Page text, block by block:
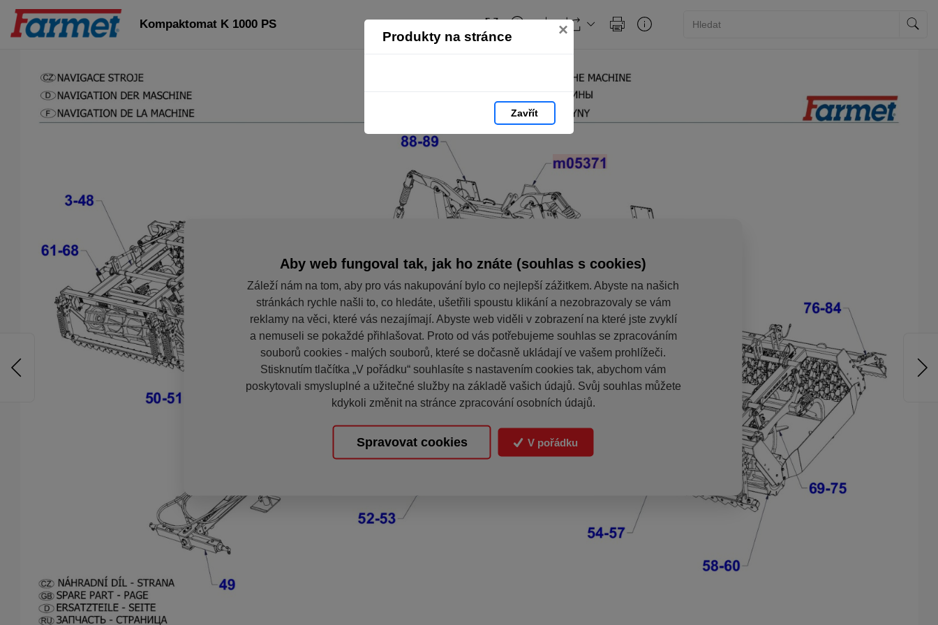
Produkty na stránce ×
Zavřít
Kompaktomat K 1000 PS
Aby web fungoval tak, jak ho znáte (souhlas s cookies)
Záleží nám na tom, aby pro vás nakupování bylo co nejlepší zážitkem. Abyste na našich
stránkách rychle našli to, co hledáte, ušetřili spoustu klikání a nezobrazovaly se vám
reklamy na věci, které vás nezajímají. Abyste web viděli v zobrazení na které jste zvyklí
a nemuseli se pokaždé přihlašovat. Proto od vás potřebujeme souhlas se zpracováním
souborů cookies - malých souborů, které se dočasně ukládají ve vašem prohlížeči.
Stisknutím tlačítka „V pořádku“ souhlasíte s nastavením cookies tak, abychom vám
poskytovali smysluplné a užitečné služby na základě vašich údajů. Svůj souhlas můžete
kdykoli změnit na stránce zpracování osobních údajů.
Spravovat cookies V pořádku